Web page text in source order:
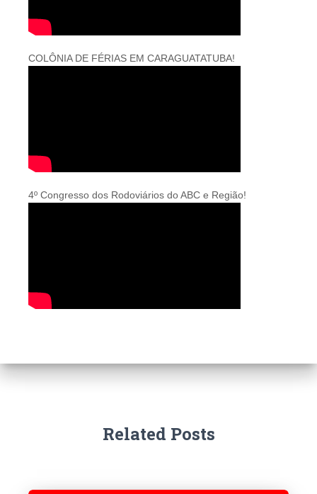
COLÔNIA DE FÉRIAS EM CARAGUATATUBA!
4º Congresso dos Rodoviários do ABC e Região!
Related Posts